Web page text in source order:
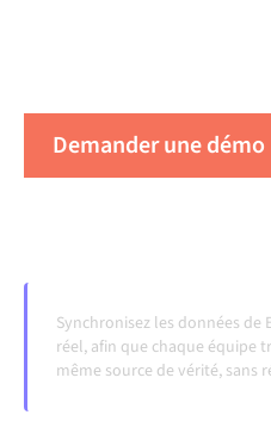
Demander une démo
Synchronisez les données de
réel, afin que chaque équipe
même source de vérité, sans